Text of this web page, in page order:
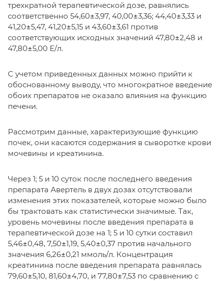
трехкратной терапевтической дозе, равнялись
соответственно 54,60±3,97, 40,00±3,36; 44,40±3,33 и
41,20±5,47, 41,20±5,15 и 43,60±3,61 против
соответствующих исходных значений 47,80±2,48 и
47,80±5,00 Е/л.
С учетом приведенных данных можно прийти к
обоснованному выводу, что многократное введение
обоих препаратов не оказало влияния на функцию
печени.
Рассмотрим данные, характеризующие функцию
почек, они касаются содержания в сыворотке крови
мочевины и креатинина.
Через 1; 5 и 10 суток после последнего введения
препарата Авертель в двух дозах отсутствовали
изменения этих показателей, которые можно было
бы трактовать как статистически значимые. Так,
уровень мочевины после введения препарата в
терапевтической дозе на 1; 5 и 10 сутки составил
5,46±0,48, 7,50±1,19, 5,40±0,37 против начального
значения 6,26±0,21 ммоль/л. Концентрация
креатинина после введения препарата равнялась
79,60±5,10, 81,60±4,70, и 77,80±7,53 по сравнению с